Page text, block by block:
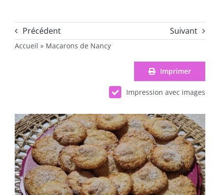
Précédent Suivant
Accueil » Macarons de Nancy
Imprimer
Impression avec images